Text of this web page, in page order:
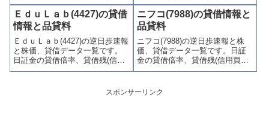
用売残)、品貸料(逆日歩)、東証
の週末残高、規制(注意喚起・申
込停止)など、空売り関連情報を
集計し、図解でわかりやすくま
とめて掲載しています。
買残、信用売残)、品貸料(逆日
歩)、東証の週末残高、規制(注意
喚起・申込停止)など、空売り関
連情報を集計し、図解でわかり
やすくまとめて掲載していま
す。
ＥｄｕＬａｂ(4427)の貸借
情報と品貸料
ＥｄｕＬａｂ(4427)の逆日歩速報
と株価、貸借データ一覧です。
日証金の貸借倍率、貸借残(信用
買残、信用売残)、品貸料(逆日
喚起・申込停止)など、空売り関
連情報を集計し、図解でわかり
ニフコ(7988)の貸借情報と
品貸料
ニフコ(7988)の逆日歩速報と株
価、貸借データ一覧です。日証
金の貸借倍率、貸借残(信用買
残、信用売残)、品貸料(逆日
喚起・申込停止)など、空売り関
連情報を集計し、図解でわかり
スポンサーリンク